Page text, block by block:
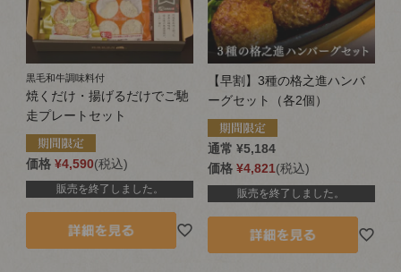
黒毛和牛調味料付
焼くだけ・揚げるだけでご馳
走プレートセット
価格 ¥4,590 税込
販売を終了しました。
【早割】3種の格之進ハンバ
ーグセット（各2個）
通常 ¥5,184
価格 ¥4,821 税込
販売を終了しました。